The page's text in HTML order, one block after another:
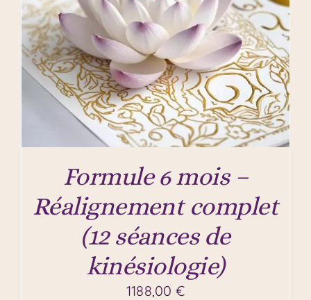
Formule 6 mois –
Réalignement complet
(12 séances de
kinésiologie)
1188,00€